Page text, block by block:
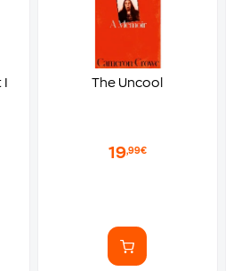
The Uncool
19,99€